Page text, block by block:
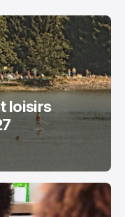
loisirs